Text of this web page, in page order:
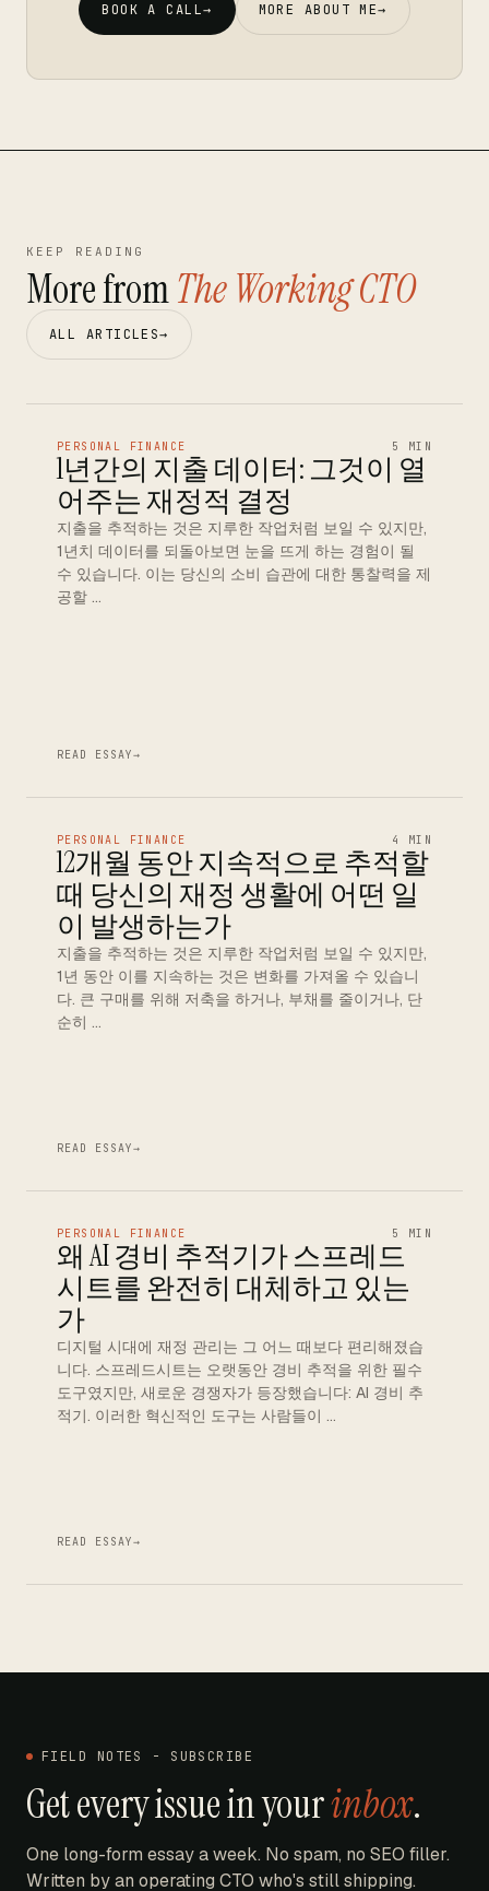
BOOK A CALL→ MORE ABOUT ME→
KEEP READING
More fromThe Working CTO
ALL ARTICLES→
PERSONAL FINANCE 5 MIN
1년간의 지출 데이터: 그것이 열
어주는 재정적 결정
지출을 추적하는 것은 지루한 작업처럼 보일 수 있지만,
1년치 데이터를 되돌아보면 눈을 뜨게 하는 경험이 될
수 있습니다. 이는 당신의 소비 습관에 대한 통찰력을 제
공할 …
READ ESSAY→
PERSONAL FINANCE 4 MIN
12개월 동안 지속적으로 추적할
때 당신의 재정 생활에 어떤 일
이 발생하는가
지출을 추적하는 것은 지루한 작업처럼 보일 수 있지만,
1년 동안 이를 지속하는 것은 변화를 가져올 수 있습니
다. 큰 구매를 위해 저축을 하거나, 부채를 줄이거나, 단
순히 …
READ ESSAY→
PERSONAL FINANCE 5 MIN
왜 AI 경비 추적기가 스프레드
시트를 완전히 대체하고 있는
가
디지털 시대에 재정 관리는 그 어느 때보다 편리해졌습
니다. 스프레드시트는 오랫동안 경비 추적을 위한 필수
도구였지만, 새로운 경쟁자가 등장했습니다: AI 경비 추
적기. 이러한 혁신적인 도구는 사람들이 …
READ ESSAY→
FIELD NOTES - SUBSCRIBE
Get every issue in yourinbox.
One long-form essay a week. No spam, no SEO filler.
Written by an operating CTO who's still shipping.